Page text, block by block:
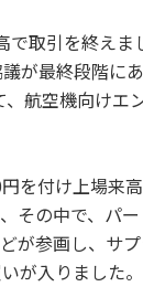
で取引を終えま
が最終段階に
航空機向けエ
を付け上場来
その中で、パ
が参画し、サ
が入りました。